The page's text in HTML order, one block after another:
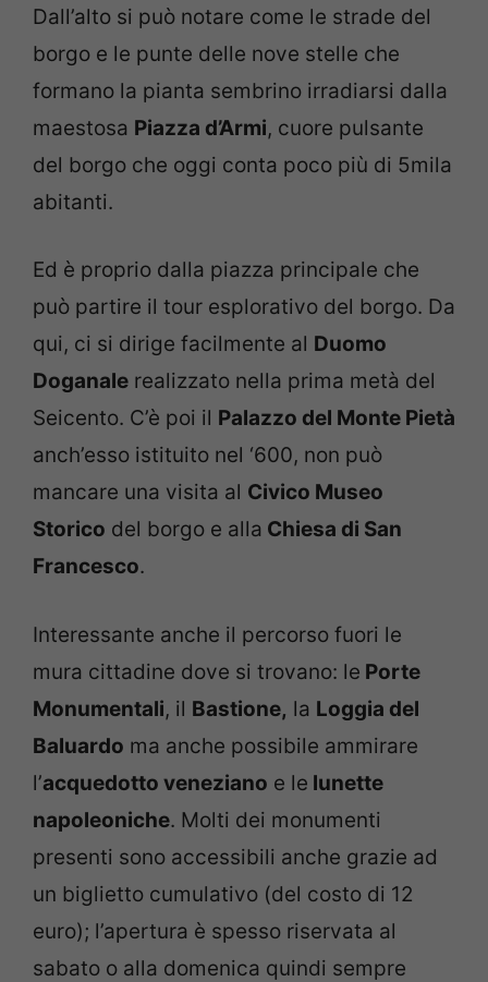
Dall’alto si può notare come le strade del
borgo e le punte delle nove stelle che
formano la pianta sembrino irradiarsi dalla
maestosa Piazza d’Armi, cuore pulsante
del borgo che oggi conta poco più di 5mila
abitanti.
Ed è proprio dalla piazza principale che
può partire il tour esplorativo del borgo. Da
qui, ci si dirige facilmente al Duomo
Doganale realizzato nella prima metà del
Seicento. C’è poi il Palazzo del Monte Pietà
anch’esso istituito nel ‘600, non può
mancare una visita al Civico Museo
Storico del borgo e alla Chiesa di San
Francesco.
Interessante anche il percorso fuori le
mura cittadine dove si trovano: le Porte
Monumentali, il Bastione, la Loggia del
Baluardo ma anche possibile ammirare
l’acquedotto veneziano e le lunette
napoleoniche. Molti dei monumenti
presenti sono accessibili anche grazie ad
un biglietto cumulativo (del costo di 12
euro); l’apertura è spesso riservata al
sabato o alla domenica quindi sempre